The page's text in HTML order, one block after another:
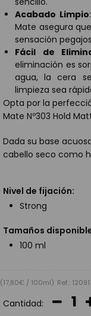
Acabado Limpio
Mate asegura
sensación
Fácil de
eliminación es
agua, la cera
limpieza sea
Opta por la
Mate Nº303 Hold
Dada su base
cabello seco como
Nivel de fijación:
Strong
Tamaños
100 ml
(17,80€ / 100ml) Ref.:
Cantidad: